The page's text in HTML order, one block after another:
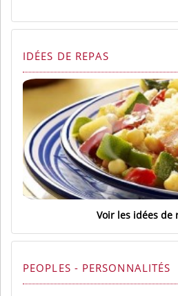
IDÉES DE REPAS
Voir les idées de
PEOPLES - PERSONNALITÉS